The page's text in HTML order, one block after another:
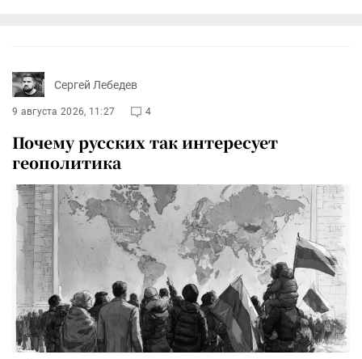
Сергей Лебедев
9 августа 2026, 11:27 4
Почему русских так интересует
геополитика